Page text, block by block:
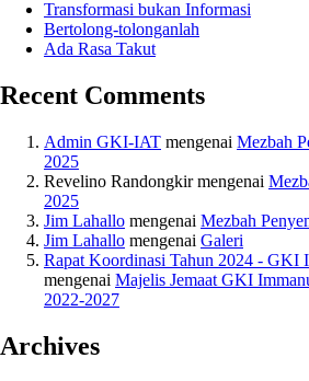
Transformasi bukan Informasi
Bertolong-tolonganlah
Ada Rasa Takut
Recent Comments
Admin GKI-IAT mengenai Mezbah
2025
Revelino Randongkirmengenai
2025
Jim Lahallo mengenai Mezbah
Jim Lahallo mengenai Galeri
Rapat Koordinasi Tahun 2024 - GKI
mengenai Majelis Jemaat GKI
2022-2027
Archives